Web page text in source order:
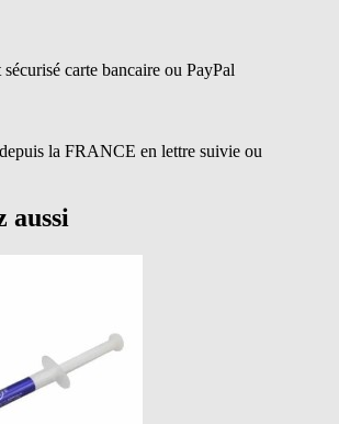
sécurisé carte bancaire ou PayPal
la FRANCE en lettre suivie ou
aussi